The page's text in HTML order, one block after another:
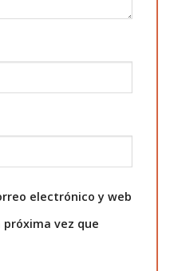
electrónico y web
vez que